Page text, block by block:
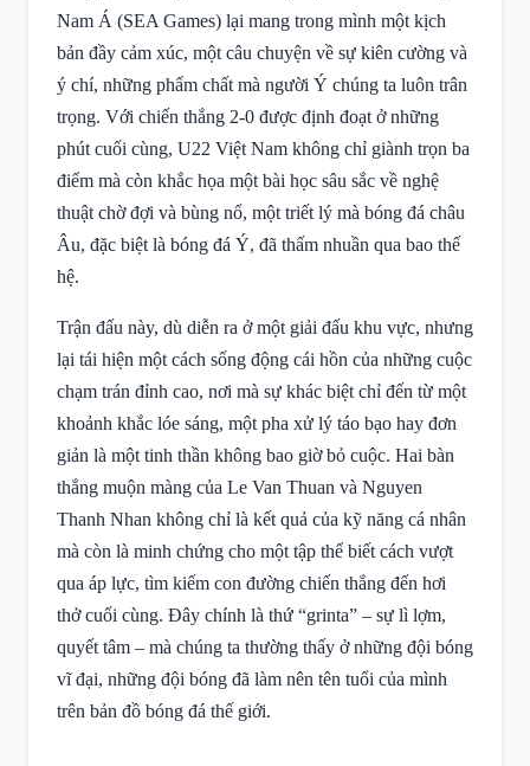
Nam Á (SEA Games) lại mang trong mình một kịch
bản đầy cảm xúc, một câu chuyện về sự kiên cường và
ý chí, những phẩm chất mà người Ý chúng ta luôn trân
trọng. Với chiến thắng 2-0 được định đoạt ở những
phút cuối cùng, U22 Việt Nam không chỉ giành trọn ba
điểm mà còn khắc họa một bài học sâu sắc về nghệ
thuật chờ đợi và bùng nổ, một triết lý mà bóng đá châu
Âu, đặc biệt là bóng đá Ý, đã thấm nhuần qua bao thế
hệ.
Trận đấu này, dù diễn ra ở một giải đấu khu vực, nhưng
lại tái hiện một cách sống động cái hồn của những cuộc
chạm trán đỉnh cao, nơi mà sự khác biệt chỉ đến từ một
khoảnh khắc lóe sáng, một pha xử lý táo bạo hay đơn
giản là một tinh thần không bao giờ bỏ cuộc. Hai bàn
thắng muộn màng của Le Van Thuan và Nguyen
Thanh Nhan không chỉ là kết quả của kỹ năng cá nhân
mà còn là minh chứng cho một tập thể biết cách vượt
qua áp lực, tìm kiếm con đường chiến thắng đến hơi
thở cuối cùng. Đây chính là thứ “grinta” – sự lì lợm,
quyết tâm – mà chúng ta thường thấy ở những đội bóng
vĩ đại, những đội bóng đã làm nên tên tuổi của mình
trên bản đồ bóng đá thế giới.